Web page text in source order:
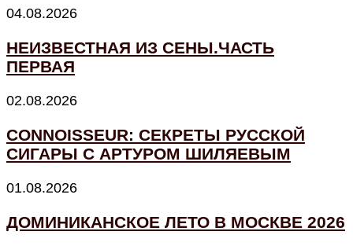
04.08.2026
НЕИЗВЕСТНАЯ ИЗ СЕНЫ.ЧАСТЬ
ПЕРВАЯ
02.08.2026
CONNOISSEUR: СЕКРЕТЫ РУССКОЙ
СИГАРЫ С АРТУРОМ ШИЛЯЕВЫМ
01.08.2026
ДОМИНИКАНСКОЕ ЛЕТО В МОСКВЕ 2026